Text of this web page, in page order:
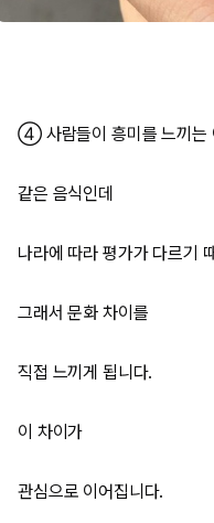
④ 사람들이 흥미를 느끼는
같은 음식인데
나라에 따라 평가가 다르기
그래서 문화 차이를
직접 느끼게 됩니다.
이 차이가
관심으로 이어집니다.